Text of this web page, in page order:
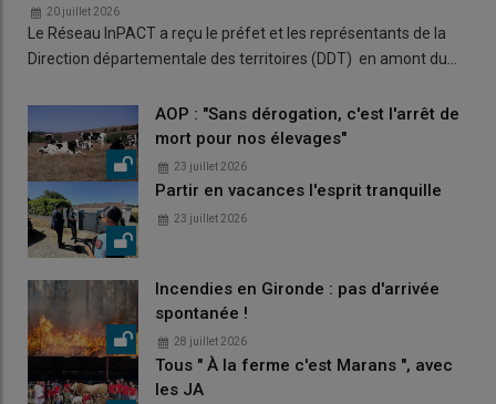
20 juillet 2026
Le Réseau InPACT a reçu le préfet et les représentants de la
Direction départementale des territoires (DDT) en amont du…
AOP : "Sans dérogation, c'est l'arrêt de
mort pour nos élevages"
23 juillet 2026
Partir en vacances l'esprit tranquille
23 juillet 2026
Incendies en Gironde : pas d'arrivée
spontanée !
28 juillet 2026
Tous " À la ferme c'est Marans ", avec
les JA